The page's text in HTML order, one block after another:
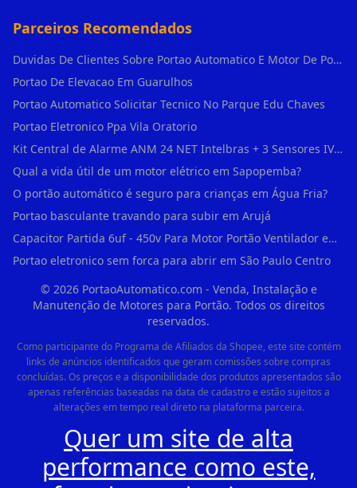
Parceiros Recomendados
Duvidas De Clientes Sobre Portao Automatico E Motor De Portao Motor De Portao Suspenso
Portao De Elevacao Em Guarulhos
Portao Automatico Solicitar Tecnico No Parque Edu Chaves
Portao Eletronico Ppa Vila Oratorio
Kit Central de Alarme ANM 24 NET Intelbras + 3 Sensores IVP 3000 CF + Bateria + em Vila Jacuí
Qual a vida útil de um motor elétrico em Sapopemba?
O portão automático é seguro para crianças em Água Fria?
Portao basculante travando para subir em Arujá
Capacitor Partida 6uf - 450v Para Motor Portão Ventilador em Vila Madalena
Portao eletronico sem forca para abrir em São Paulo Centro
© 2026PortaoAutomatico.com - Venda, Instalação e
Manutenção de Motores para Portão. Todos os direitos
reservados.
Como participante do Programa de Afiliados da Shopee, este site contém
links de anúncios identificados que geram comissões sobre compras
concluídas. Os preços e a disponibilidade dos produtos apresentados são
apenas referências baseadas na data de cadastro e estão sujeitos a
alterações em tempo real direto na plataforma parceira.
Quer um site de alta
performance como este,